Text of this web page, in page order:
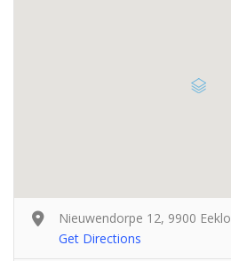
Nieuwendorpe 12, 9900 Eeklo
Get Directions